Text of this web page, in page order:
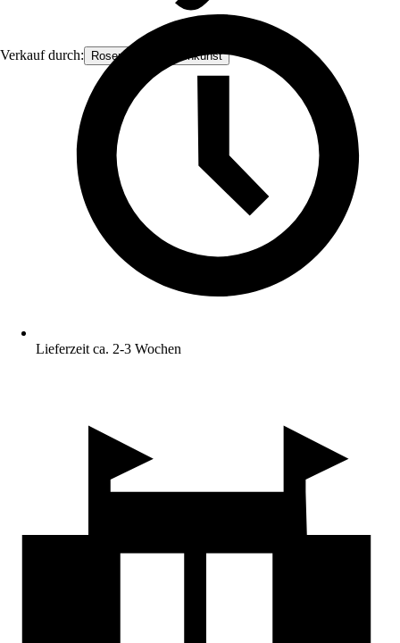
Verkauf durch: Rosenbogen-Gartenkunst
Lieferzeit ca. 2-3 Wochen